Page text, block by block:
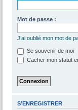
Mot de passe :
J’ai oublié mon mot de
Se souvenir de moi
Cacher mon statut
S’ENREGISTRER